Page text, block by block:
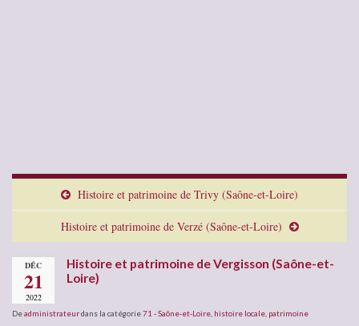
Histoire et patrimoine de Trivy (Saône-et-Loire)
Histoire et patrimoine de Verzé (Saône-et-Loire)
DÉC
21
2022
Histoire et patrimoine de Vergisson (Saône-et-
Loire)
Deadministrateurdans la catégorie71 - Saône-et-Loire histoire locale patrimoine